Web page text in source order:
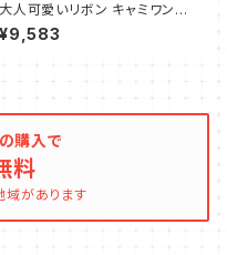
大人可愛いリボン キャミワンピ
ース フレア ロング
¥9,583
購入で
料
域があります